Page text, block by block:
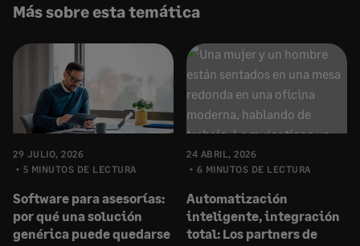
Más sobre esta temática
29 JULIO, 2026
5 MINUTOS DE LECTURA
Software para asesorías:
por qué una solución
genérica puede quedarse
24 ABRIL, 2026
6 MINUTOS DE LECTURA
Automatización
inteligente, integración
total: Los partners de